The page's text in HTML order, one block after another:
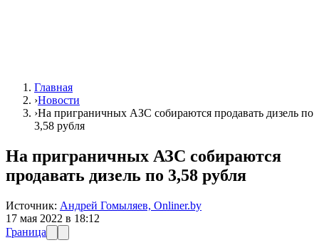
Главная
›Новости
›На приграничных АЗС собираются продавать дизель по
3,58 рубля
На приграничных АЗС собираются
продавать дизель по 3,58 рубля
Источник: Андрей Гомыляев, Onliner.by
17 мая 2022 в 18:12
Граница